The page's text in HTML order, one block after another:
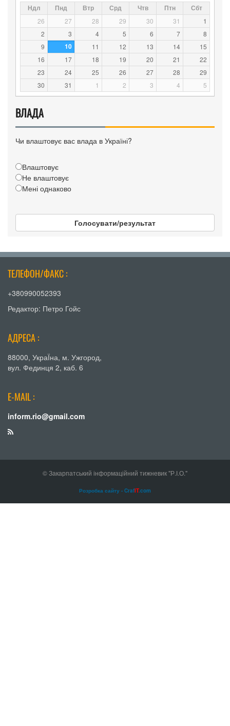
Ндл Пнд Втр Срд Чтв Птн Сбт
26 27 28 29 30 31
1
2
3 4 5 6 7
8
9
10 11 12 13 14
15
16
17 18 19 20 21
22
23
24 25 26 27 28
29
30
31 1 2 3 4 5
ВЛАДА
Чи влаштовує вас влада в Україні?
Влаштовує
Не влаштовує
Мені однаково
Голосувати/результат
ТЕЛЕФОН/ФАКС :
+380990052393
Редактор: Петро Гойс
АДРЕСА :
88000, УкраЇна, м. Ужгород,
вул. Фединця 2, каб. 6
E-MAIL :
inform.rio@gmail.com
© Закарпатський інформаційний тижневик "Р.І.О."
Розробка сайту - CrafIT.com